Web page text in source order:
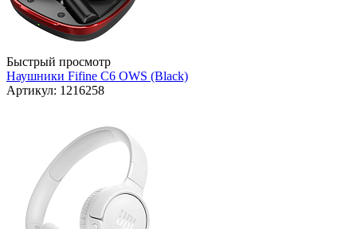
Быстрый просмотр
Наушники Fifine C6 OWS (Black)
Артикул: 1216258